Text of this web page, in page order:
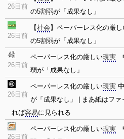
26日前
の5割弱が「成果なし」
26日前
【社会 】ペーパーレス化の厳し
の5割弱が「成果なし」
26日前
ペーパーレス化の厳しい現実
弱が「成果なし」
26日前
ペーパーレス化の厳しい現実
が「成果なし」 | まあ紙はフ
れば容易に見られる
26日前
ペーパーレス化の厳しい現実